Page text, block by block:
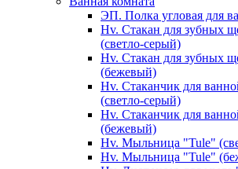
ЭП. Полка угловая для
Hv. Стакан для зубных
(светло-серый)
Hv. Стакан для зубных
(бежевый)
Hv. Стаканчик для
(светло-серый)
Hv. Стаканчик для
(бежевый)
Hv. Мыльница "Tule"
Hv. Мыльница "Tule"